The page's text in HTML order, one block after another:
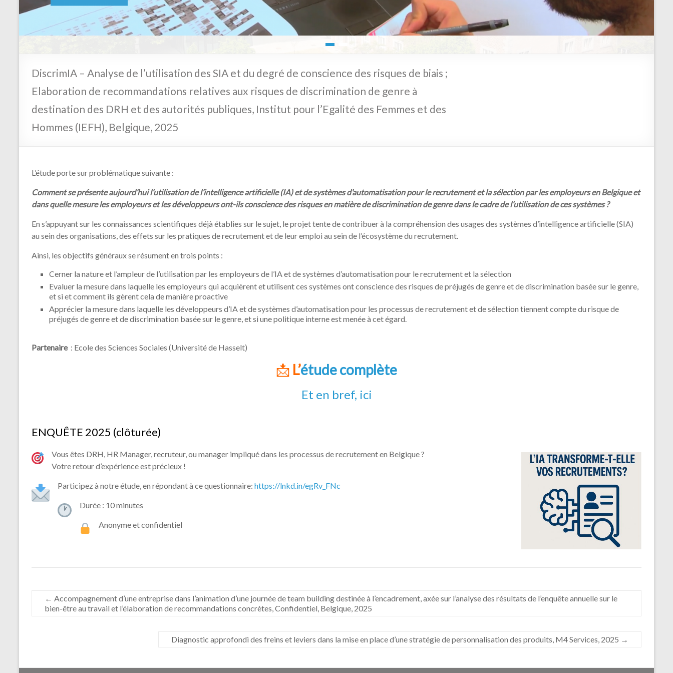
En savoir plus
DiscrimIA – Analyse de l’utilisation des SIA et du degré de conscience des risques de biais ;
Elaboration de recommandations relatives aux risques de discrimination de genre à
destination des DRH et des autorités publiques, Institut pour l’Egalité des Femmes et des
Hommes (IEFH), Belgique, 2025
L’étude porte sur problématique suivante :
Comment se présente aujourd’hui l’utilisation de l’intelligence artificielle (IA) et de systèmes d’automatisation pour le recrutement et la sélection par les employeurs en Belgique et
dans quelle mesure les employeurs et les développeurs ont-ils conscience des risques en matière de discrimination de genre dans le cadre de l’utilisation de ces systèmes ?
En s’appuyant sur les connaissances scientifiques déjà établies sur le sujet, le projet tente de contribuer à la compréhension des usages des systèmes d’intelligence artificielle (SIA)
au sein des organisations, des effets sur les pratiques de recrutement et de leur emploi au sein de l’écosystème du recrutement.
Ainsi, les objectifs généraux se résument en trois points :
Cerner la nature et l’ampleur de l’utilisation par les employeurs de l’IA et de systèmes d’automatisation pour le recrutement et la sélection
Evaluer la mesure dans laquelle les employeurs qui acquièrent et utilisent ces systèmes ont conscience des risques de préjugés de genre et de discrimination basée sur le genre,
et si et comment ils gèrent cela de manière proactive
Apprécier la mesure dans laquelle les développeurs d’IA et de systèmes d’automatisation pour les processus de recrutement et de sélection tiennent compte du risque de
préjugés de genre et de discrimination basée sur le genre, et si une politique interne est menée à cet égard.
Partenaire: Ecole des Sciences Sociales (Université de Hasselt)
📩 L’étude complète
Et en bref, ici
ENQUÊTE 2025 (clôturée)
Vous êtes DRH, HR Manager, recruteur, ou manager impliqué dans les processus de recrutement en Belgique ?
Votre retour d’expérience est précieux !
Participez à notre étude, en répondant à ce questionnaire: https://lnkd.in/egRv_FNc
Durée : 10 minutes
Anonyme et confidentiel
← Accompagnement d’une entreprise dans l’animation d’une journée de team building destinée à l’encadrement, axée sur l’analyse des résultats de l’enquête annuelle sur le
bien-être au travail et l’élaboration de recommandations concrètes, Confidentiel, Belgique, 2025
Diagnostic approfondi des freins et leviers dans la mise en place d’une stratégie de personnalisation des produits, M4 Services, 2025 →